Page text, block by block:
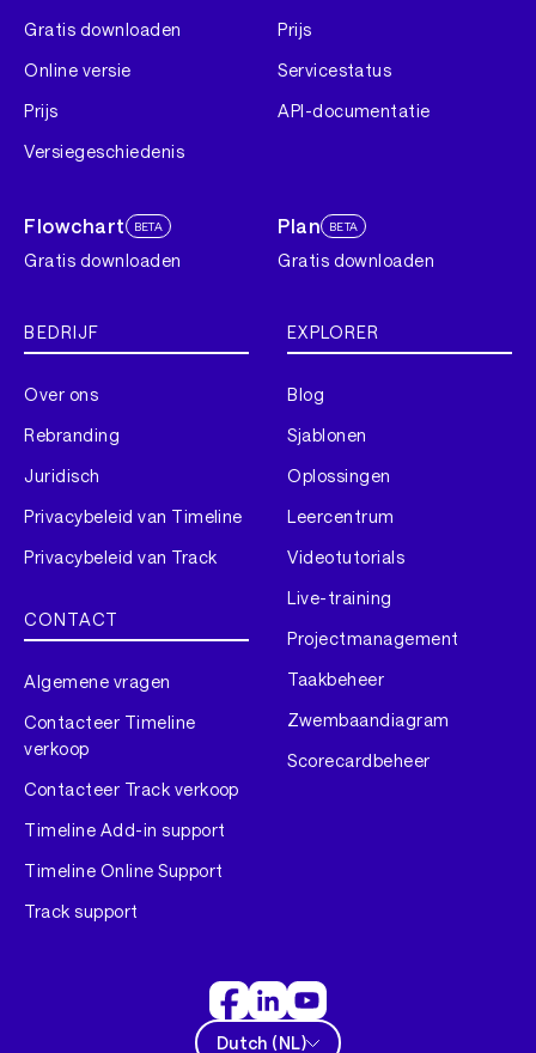
Gratis downloaden
Online versie
Prijs
Versiegeschiedenis
Prijs
Servicestatus
API-documentatie
Flowchart BETA
Gratis downloaden
Plan BETA
Gratis downloaden
BEDRIJF
Over ons
Rebranding
Juridisch
Privacybeleid van Timeline
Privacybeleid van Track
CONTACT
Algemene vragen
Contacteer Timeline
verkoop
Contacteer Track verkoop
Timeline Add-in support
Timeline Online Support
Track support
EXPLORER
Blog
Sjablonen
Oplossingen
Leercentrum
Videotutorials
Live-training
Projectmanagement
Taakbeheer
Zwembaandiagram
Scorecardbeheer
Dutch (NL)